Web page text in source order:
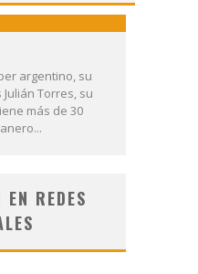
Azules
argentino, su
Torres, su
más de 30
REDES